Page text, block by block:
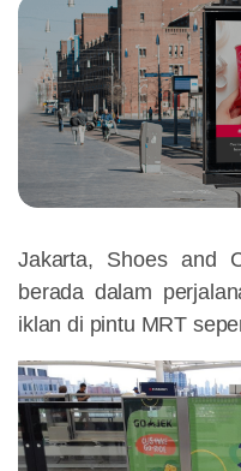
Jakarta, Shoes and
berada dalam
iklan di pintu MRT